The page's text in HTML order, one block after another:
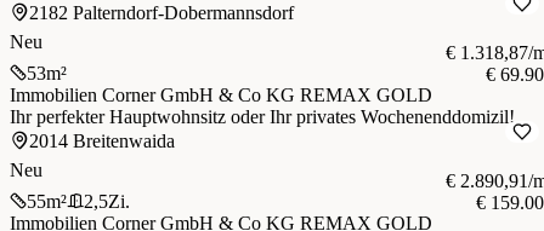
2182 Palterndorf-Dobermannsdorf
Neu
53m²
€ 1.318,87/
€
Immobilien Corner GmbH & Co KG REMAX GOLD
Ihr perfekter Hauptwohnsitz oder Ihr privates Wochenenddomizil!
2014 Breitenwaida
Neu
55m² 2,5Zi.
€ 2.890,91/
€
Immobilien Corner GmbH & Co KG REMAX GOLD